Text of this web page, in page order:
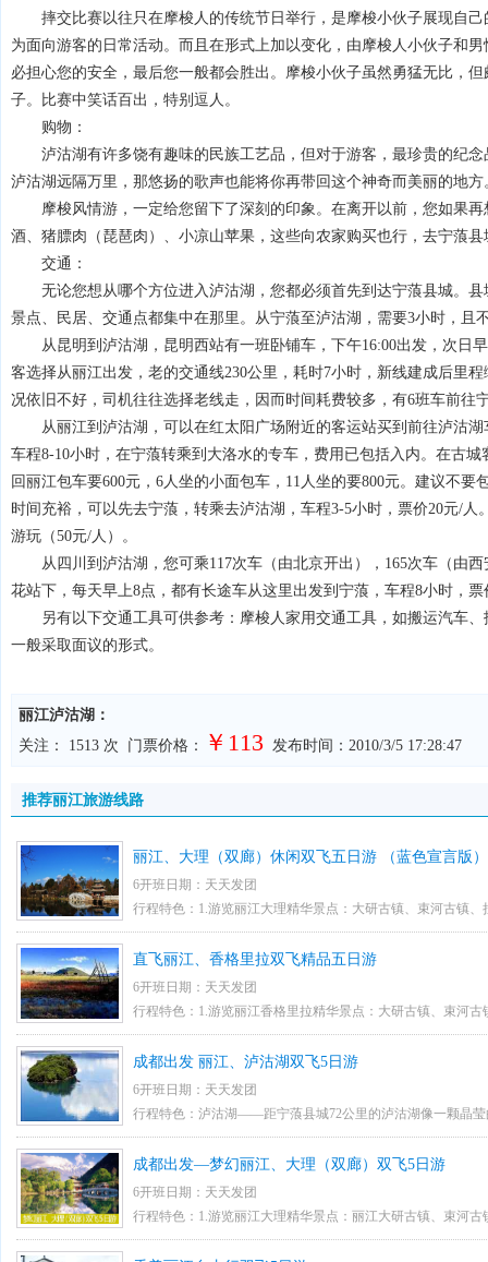
摔交比赛以往只在摩梭人的传统节日举行，是摩梭小伙子展现自己
为面向游客的日常活动。而且在形式上加以变化，由摩梭人小伙子和
必担心您的安全，最后您一般都会胜出。摩梭小伙子虽然勇猛无比，
子。比赛中笑话百出，特别逗人。
购物：
泸沽湖有许多饶有趣味的民族工艺品，但对于游客，最珍贵的纪念
泸沽湖远隔万里，那悠扬的歌声也能将你再带回这个神奇而美丽的地方
摩梭风情游，一定给您留下了深刻的印象。在离开以前，您如果再
酒、猪膘肉（琵琶肉）、小凉山苹果，这些向农家购买也行，去宁蒗
交通：
无论您想从哪个方位进入泸沽湖，您都必须首先到达宁蒗县城。县
景点、民居、交通点都集中在那里。从宁蒗至泸沽湖，需要3小时，且
从昆明到泸沽湖，昆明西站有一班卧铺车，下午16:00出发，次日早
客选择从丽江出发，老的交通线230公里，耗时7小时，新线建成后里
况依旧不好，司机往往选择老线走，因而时间耗费较多，有6班车前往
从丽江到泸沽湖，可以在红太阳广场附近的客运站买到前往泸沽湖
车程8-10小时，在宁蒗转乘到大洛水的专车，费用已包括入内。在古
回丽江包车要600元，6人坐的小面包车，11人坐的要800元。建议不
时间充裕，可以先去宁蒗，转乘去泸沽湖，车程3-5小时，票价20元/
游玩（50元/人）。
从四川到泸沽湖，您可乘117次车（由北京开出），165次车（由西
花站下，每天早上8点，都有长途车从这里出发到宁蒗，车程8小时，票
另有以下交通工具可供参考：摩梭人家用交通工具，如搬运汽车、
一般采取面议的形式。
丽江泸沽湖：
关注： 1513 次 门票价格： ￥113 发布时间：2010/3/5 17:28:47
推荐丽江旅游线路
丽江、大理（双廊）休闲双飞五日游 （蓝色宣言版）
6开班日期：天天发团
行程特色：1.游览丽江大理精华景点：大研古镇、束河古镇
表演纳西印象，希夷之大理演出蝴蝶泉边。（赠送项目不参
AAAAA维护费和制卡综费。 5.丽江段参观当地雪域东巴螺旋
盟玉石城，寸家大院。
直飞丽江、香格里拉双飞精品五日游
6开班日期：天天发团
行程特色：1.游览丽江香格里拉精华景点：大研古镇、束河
场歌舞表演：纳西印象和藏民家访（赠送项目不参加不退费
和制卡综费。 5.全程进3个购物店，丽江段参观螺旋藻或土特
化村
成都出发 丽江、泸沽湖双飞5日游
6开班日期：天天发团
行程特色：泸沽湖——距宁蒗县城72公里的泸沽湖像一颗晶
人，那独特的“阿夏”婚姻、自然而原始的民俗风情，为这片
的色彩，被称为神奇的东方女儿国。
成都出发—梦幻丽江、大理（双廊）双飞5日游
6开班日期：天天发团
行程特色：1.游览丽江大理精华景点：丽江大研古镇、束河